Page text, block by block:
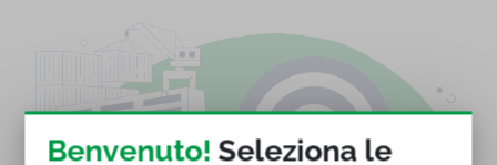
Benvenuto! Seleziona le